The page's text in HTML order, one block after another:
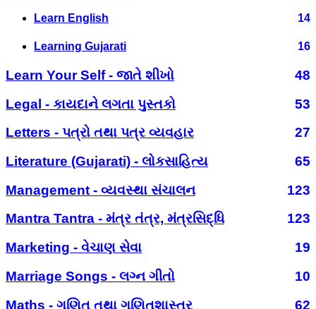
Learn English 14
Learning Gujarati 16
Learn Your Self - જાતે શીખો
48
Legal - કાયદાને લગતા પુસ્તકો
53
Letters - પત્રો તથા પત્ર વ્યવહાર
27
Literature (Gujarati) - લોકસાહિત્ય
65
Management - વ્યવસ્થા સંચાલન
123
Mantra Tantra - મંત્ર તંત્ર, મંત્રસિદ્ધિ
123
Marketing - વેચાણ સેવા
19
Marriage Songs - લગ્ન ગીતો
10
Maths - ગણિત તથા ગણિતશાસ્ત્ર
62